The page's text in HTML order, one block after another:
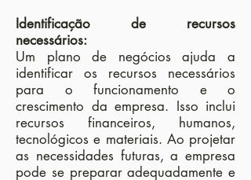
Identificação de recursos
necessários:
Um plano de negócios ajuda a
identificar os recursos necessários
para o funcionamento e o
crescimento da empresa. Isso inclui
recursos financeiros, humanos,
tecnológicos e materiais. Ao projetar
as necessidades futuras, a empresa
pode se preparar adequadamente e